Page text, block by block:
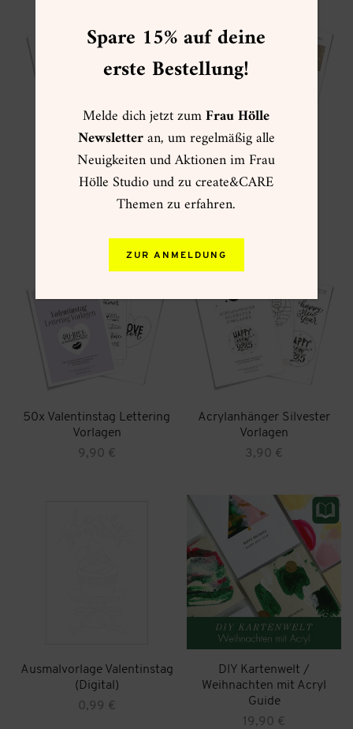
create&CARE
Ausmalvorlagen
DIY Oster Guide
19,90
50x Valentinstag Lettering
Vorlagen
9,90 €
Acrylanhänger Silvester
Vorlagen
3,90 €
Ausmalvorlage Valentinstag
(Digital)
0,99 €
DIY Kartenwelt /
Weihnachten mit Acryl
Guide
19,90 €
Spare 15% auf deine
erste Bestellung!
Melde dich jetzt zumFrau Hölle
Newsletteran, um regelmäßig alle
Neuigkeiten und Aktionen im Frau
Hölle Studio und zu create&CARE
Themen zu erfahren.
ZUR ANMELDUNG